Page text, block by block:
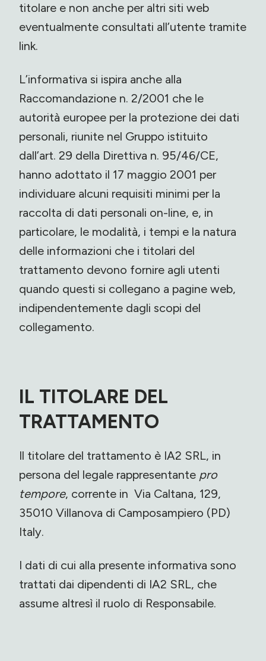
titolare e non anche per altri siti web
eventualmente consultati all’utente tramite
link.
L’informativa si ispira anche alla
Raccomandazione n. 2/2001 che le
autorità europee per la protezione dei dati
personali, riunite nel Gruppo istituito
dall’art. 29 della Direttiva n. 95/46/CE,
hanno adottato il 17 maggio 2001 per
individuare alcuni requisiti minimi per la
raccolta di dati personali on-line, e, in
particolare, le modalità, i tempi e la natura
delle informazioni che i titolari del
trattamento devono fornire agli utenti
quando questi si collegano a pagine web,
indipendentemente dagli scopi del
collegamento.
IL TITOLARE DEL
TRATTAMENTO
Il titolare del trattamento è IA2 SRL, in
persona del legale rappresentante pro
tempore, corrente in Via Caltana, 129,
35010 Villanova di Camposampiero (PD)
Italy.
I dati di cui alla presente informativa sono
trattati dai dipendenti di IA2 SRL, che
assume altresì il ruolo di Responsabile.